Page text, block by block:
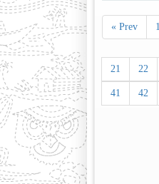
« Prev 1
21 22
41 42